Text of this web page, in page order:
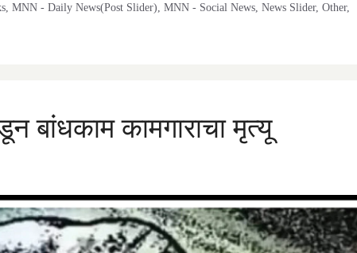
,MNN - Daily News(Post Slider) ,MNN - Social News ,News Slider,Other,
बांधकाम कामगाराचा मृत्यू